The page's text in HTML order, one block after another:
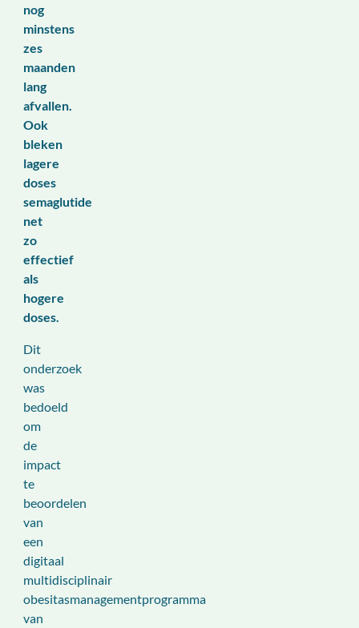
nog
minstens
zes
maanden
lang
afvallen.
Ook
bleken
lagere
doses
semaglutide
net
zo
effectief
als
hogere
doses.
Dit
onderzoek
was
bedoeld
om
de
impact
te
beoordelen
van
een
digitaal
multidisciplinair
obesitasmanagementprogramma
van